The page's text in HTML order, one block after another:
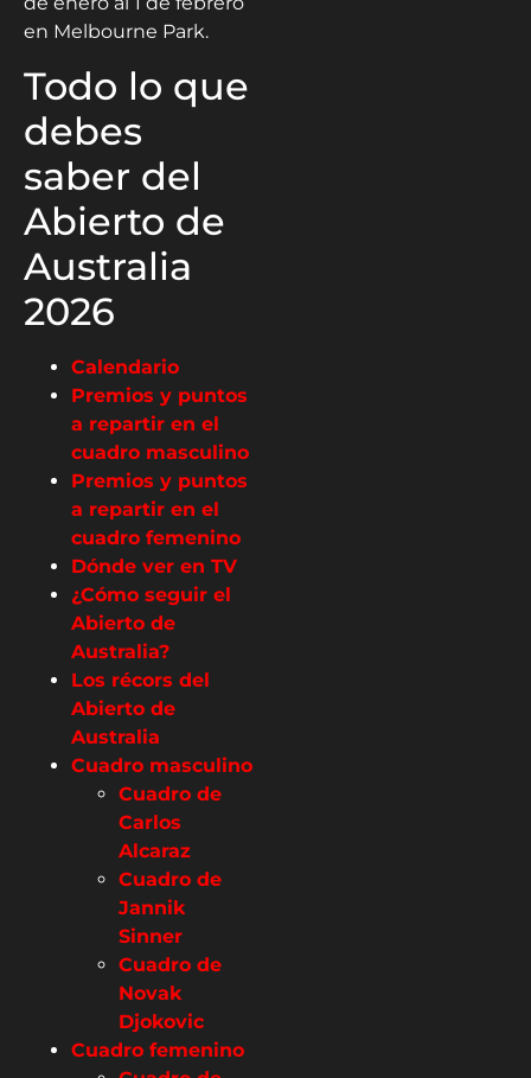
en Melbourne Park.
Todo lo que
debes
saber del
Abierto de
Australia
2026
Calendario
Premios y puntos
a repartir en el
cuadro masculino
Premios y puntos
a repartir en el
cuadro femenino
Dónde ver en TV
¿Cómo seguir el
Abierto de
Australia?
Los récors del
Abierto de
Australia
Cuadro masculino
Cuadro de
Carlos
Alcaraz
Cuadro de
Jannik
Sinner
Cuadro de
Novak
Djokovic
Cuadro femenino